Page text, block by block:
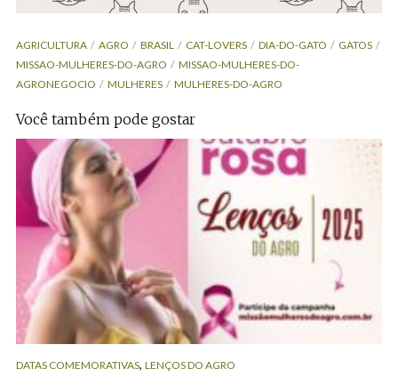
AGRICULTURA AGRO BRASIL CAT-LOVERS DIA-DO-GATO
GATOS
MISSAO-MULHERES-DO-AGRO
MISSAO-MULHERES-DO-
AGRONEGOCIO
MULHERES MULHERES-DO-AGRO
Você também pode gostar
DATAS COMEMORATIVAS, LENÇOS DO AGRO